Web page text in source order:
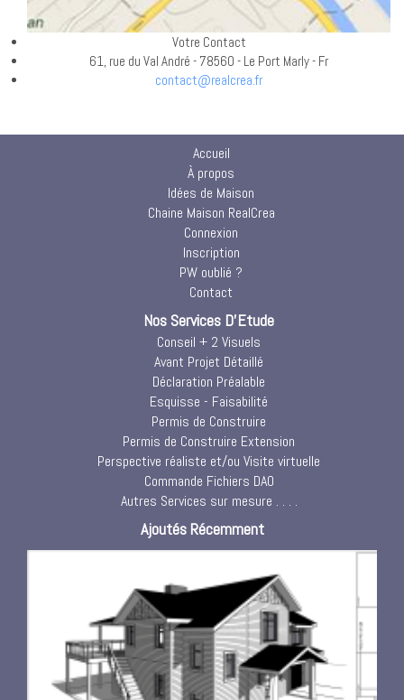
Votre Contact
61, rue du Val André - 78560 - Le Port Marly - Fr
contact@realcrea.fr
Accueil
À propos
Idées de Maison
Chaine Maison RealCrea
Connexion
Inscription
PW oublié ?
Contact
Nos Services D'Etude
Conseil + 2 Visuels
Avant Projet Détaillé
Déclaration Préalable
Esquisse - Faisabilité
Permis de Construire
Permis de Construire Extension
Perspective réaliste et/ou Visite virtuelle
Commande Fichiers DAO
Autres Services sur mesure . . . .
Ajoutés Récemment